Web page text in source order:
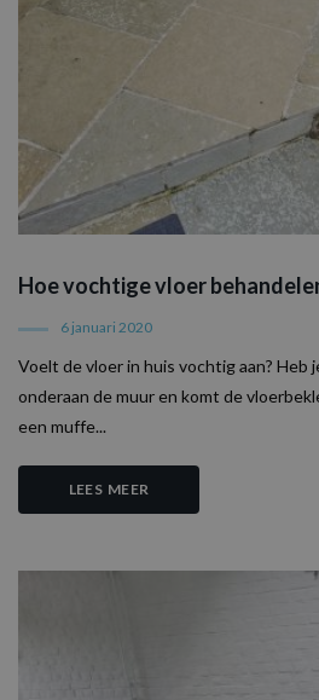
Hoe vochtige vloer
6 januari 2020
Voelt de vloer in huis vochtig aan? Heb
onderaan de muur en komt de
een muffe...
LEES MEER